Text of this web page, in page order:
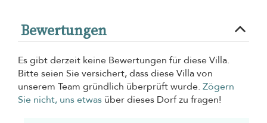
Bewertungen
Es gibt derzeit keine Bewertungen für diese Villa.
Bitte seien Sie versichert, dass diese Villa von
unserem Team gründlich überprüft wurde. Zögern
Sie nicht, uns etwas über dieses Dorf zu fragen!